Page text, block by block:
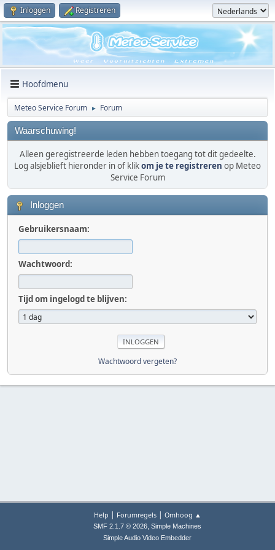
Inloggen Registreren
Hoofdmenu
Meteo Service Forum ► Forum
Waarschuwing!
Alleen geregistreerde leden hebben toegang tot dit gedeelte.
Log alsjeblieft hieronder in of klikom je te registreren op Meteo
Service Forum
Inloggen
Gebruikersnaam:
Wachtwoord:
Tijd om ingelogd te blijven:
Wachtwoord vergeten?
Help | Forumregels| Omhoog ▲
SMF 2.1.7 © 2026, Simple Machines
Simple Audio Video Embedder